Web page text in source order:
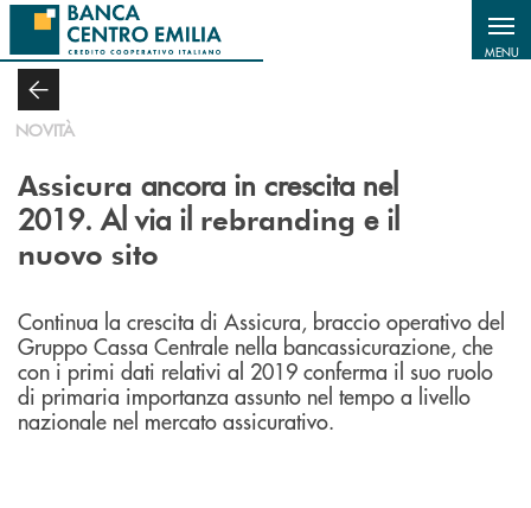
Salta al contenuto principale
MENU
NOVITÀ
Assicura ancora in crescita nel
2019. Al via il rebranding e il
nuovo sito
Continua la crescita di Assicura, braccio operativo del
Gruppo Cassa Centrale nella bancassicurazione, che
con i primi dati relativi al 2019 conferma il suo ruolo
di primaria importanza assunto nel tempo a livello
nazionale nel mercato assicurativo.